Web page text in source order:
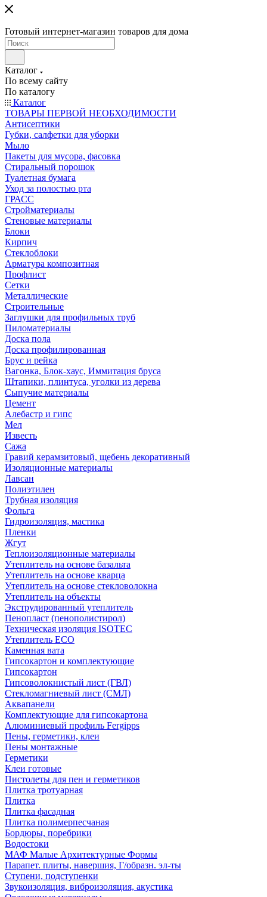
Готовый интернет-магазин товаров для дома
Каталог
По всему сайту
По каталогу
Каталог
ТОВАРЫ ПЕРВОЙ НЕОБХОДИМОСТИ
Антисептики
Губки, салфетки для уборки
Мыло
Пакеты для мусора, фасовка
Стиральный порошок
Туалетная бумага
Уход за полостью рта
ГРАСС
Стройматериалы
Стеновые материалы
Блоки
Кирпич
Стеклоблоки
Арматура композитная
Профлист
Сетки
Металлические
Строительные
Заглушки для профильных труб
Пиломатериалы
Доска пола
Доска профилированная
Брус и рейка
Вагонка, Блок-хаус, Иммитация бруса
Штапики, плинтуса, уголки из дерева
Сыпучие материалы
Цемент
Алебастр и гипс
Мел
Известь
Сажа
Гравий керамзитовый, щебень декоративный
Изоляционные материалы
Лавсан
Полиэтилен
Трубная изоляция
Фольга
Гидроизоляция, мастика
Пленки
Жгут
Теплоизоляционные материалы
Утеплитель на основе базальта
Утеплитель на основе кварца
Утеплитель на основе стекловолокна
Утеплитель на объекты
Экструдированный утеплитель
Пенопласт (пенополистирол)
Техническая изоляция ISOTEC
Утеплитель ECO
Каменная вата
Гипсокартон и комплектующие
Гипсокартон
Гипсоволокнистый лист (ГВЛ)
Стекломагниевый лист (СМЛ)
Аквапанели
Комплектующие для гипсокартона
Алюминиевый профиль Fergipps
Пены, герметики, клеи
Пены монтажные
Герметики
Клеи готовые
Пистолеты для пен и герметиков
Плитка тротуарная
Плитка
Плитка фасадная
Плитка полимерпесчаная
Бордюры, поребрики
Водостоки
МАФ Малые Архитектурные Формы
Парапет. плиты, навершия, Г/образн. эл-ты
Ступени, подступенки
Звукоизоляция, виброизоляция, акустика